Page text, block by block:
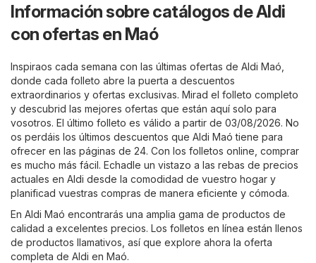
Información sobre catálogos de Aldi
con ofertas en Maó
Inspiraos cada semana con las últimas ofertas de Aldi Maó,
donde cada folleto abre la puerta a descuentos
extraordinarios y ofertas exclusivas. Mirad el folleto completo
y descubrid las mejores ofertas que están aquí solo para
vosotros. El último folleto es válido a partir de 03/08/2026. No
os perdáis los últimos descuentos que Aldi Maó tiene para
ofrecer en las páginas de 24. Con los folletos online, comprar
es mucho más fácil. Echadle un vistazo a las rebas de precios
actuales en Aldi desde la comodidad de vuestro hogar y
planificad vuestras compras de manera eficiente y cómoda.
En Aldi Maó encontrarás una amplia gama de productos de
calidad a excelentes precios. Los folletos en línea están llenos
de productos llamativos, así que explore ahora la oferta
completa de Aldi en Maó.